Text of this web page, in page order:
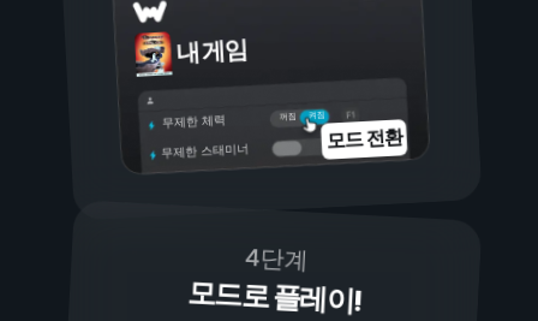
내 게임
켜짐
꺼짐
무제한 체력
무제한 스태미너 모드 전환
4단계
모드로 플레이!